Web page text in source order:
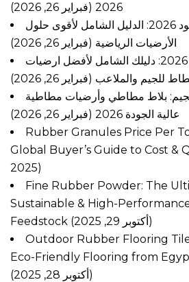
2026 (فبراير 26, 2026)
بلاط مطاط اسود 2026: الدليل الشامل لأقوى حلول
الأرضيات الرياضية (فبراير 26, 2026)
شركة بلاط مطاط 2026: دليلك الشامل لأفضل ارضيات
للجيم والملاعب (فبراير 26, 2026)
بلاط مطاطي وأرضيات مطاطية
عالية الجودة 2026
(فبراير 26, 2026)
Rubber Granules Price Per
Global Buyer’s Guide to Cost &
2025)
Fine Rubber Powder: The
Sustainable & High-
Feedstock
(أكتوبر 29, 2025)
Outdoor Rubber Flooring
Eco-Friendly Flooring from
(أكتوبر 28, 2025)